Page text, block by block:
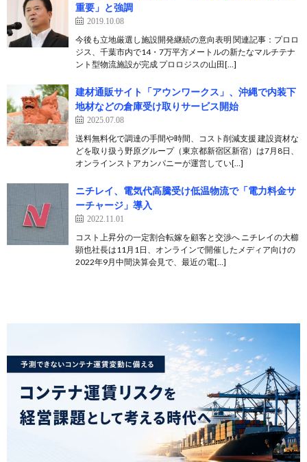
重要」と強調
2019.10.08
今後も立地厳選し施設開発継続の意向表明 関連記事：プロロ
ジス、千葉市内で14・7万平方メートルの新たなマルチテナ
ント型物流施設が完成 プロロジスの山田[…]
建材通販サイト「アウンワークス」、沖縄で内装下
地材などの倉庫受け取りサービス開始
2025.07.08
送料無料化で調達の手間や時間、コスト削減支援 建設資材な
どを取り扱う野原グループ（東京都新宿区新宿）は7月8日、
オンラインストアカンパニーが運営してい[…]
ニチレイ、電気代高騰受け低温物流で「電力料金サ
ーチャージ」導入
2022.11.01
コスト上昇分の一定割合転嫁を顧客と交渉へ ニチレイの大櫛
顕也社長は11月1日、オンラインで開催したメディア向けの
2022年9月中間決算会見で、最近の電[…]